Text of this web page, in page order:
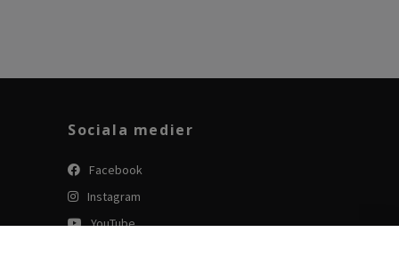
Sociala medier
Facebook
Instagram
YouTube